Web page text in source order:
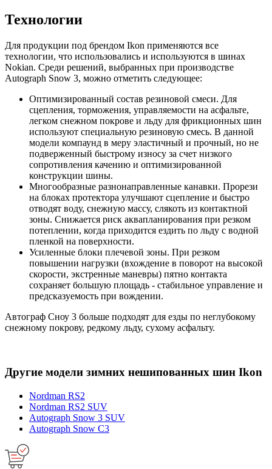
Технологии
Для продукции под брендом Ikon применяются все
технологии, что использовались и используются в шинах
Nokian. Среди решений, выбранных при производстве
Autograph Snow 3, можно отметить следующее:
Оптимизированный состав резиновой смеси. Для
сцепления, торможения, управляемости на асфальте,
легком снежном покрове и льду для фрикционных шин
используют специальную резиновую смесь. В данной
модели компаунд в меру эластичный и прочный, но не
подверженный быстрому износу за счет низкого
сопротивления качению и оптимизированной
конструкции шины.
Многообразные разнонаправленные канавки. Прорези
на блоках протектора улучшают сцепление и быстро
отводят воду, снежную массу, слякоть из контактной
зоны. Снижается риск аквапланирования при резком
потеплении, когда приходится ездить по льду с водной
пленкой на поверхности.
Усиленные блоки плечевой зоны. При резком
повышении нагрузки (вхождение в поворот на высокой
скорости, экстренные маневры) пятно контакта
сохраняет большую площадь - стабильное управление и
предсказуемость при вождении.
Автограф Сноу 3 больше подходят для езды по неглубокому
снежному покрову, редкому льду, сухому асфальту.
Другие модели зимних нешипованных шин Ikon
Nordman RS2
Nordman RS2 SUV
Autograph Snow 3 SUV
Autograph Snow C3